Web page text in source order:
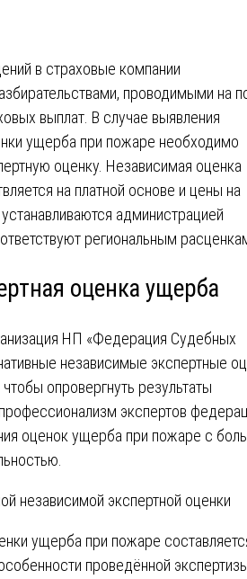
в страховые компании
проводимыми на
выплат. В случае выявления
ущерба при пожаре необходимо
оценку. Независимая оценка
на платной основе и цены на
администрацией
региональным
оценка ущерба
НП «Федерация Судебных
независимые экспертные
опровергнуть результаты
экспертов
оценок ущерба при пожаре с
независимой экспертной оценки
ущерба при пожаре
проведённой